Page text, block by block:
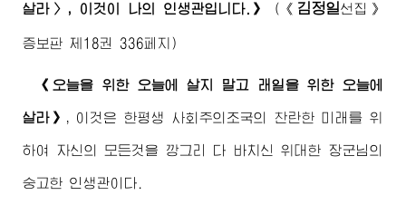
살라〉, 이것이 나의 인생관입니다.》 ( 《 김정일선집》
증보판 제18권 336페지)
《오늘을 위한 오늘에 살지 말고 래일을 위한 오늘에
살라》 , 이것은 한평생 사회주의조국의 찬란한 미래를 위
하여 자신의 모든것을 깡그리 다 바치신위대한 장군님의
숭고한 인생관이다.